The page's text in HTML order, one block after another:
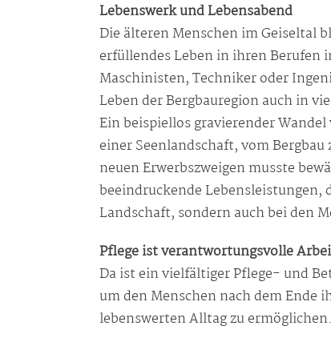
Lebenswerk und Lebensabend
Die älteren Menschen im Geiseltal
erfüllendes Leben in ihren Berufen
Maschinisten, Techniker oder
Leben der Bergbauregion auch in
Ein beispiellos gravierender
einer Seenlandschaft, vom
neuen Erwerbszweigen musste
beeindruckende
Landschaft, sondern auch bei den
Pflege ist verantwortungsvolle
Da ist ein vielfältiger Pflege- und
um den Menschen nach dem Ende
lebenswerten Alltag zu ermöglichen.